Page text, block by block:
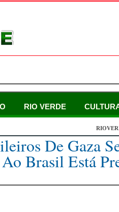
RIO VERDE
De Gaza
Brasil Está